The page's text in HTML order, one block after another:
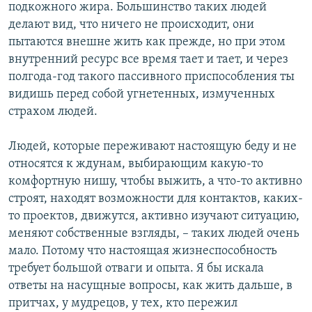
подкожного жира. Большинство таких людей
делают вид, что ничего не происходит, они
пытаются внешне жить как прежде, но при этом
внутренний ресурс все время тает и тает, и через
полгода-год такого пассивного приспособления ты
видишь перед собой угнетенных, измученных
страхом людей.
Людей, которые переживают настоящую беду и не
относятся к ждунам, выбирающим какую-то
комфортную нишу, чтобы выжить, а что-то активно
строят, находят возможности для контактов, каких-
то проектов, движутся, активно изучают ситуацию,
меняют собственные взгляды, – таких людей очень
мало. Потому что настоящая жизнеспособность
требует большой отваги и опыта. Я бы искала
ответы на насущные вопросы, как жить дальше, в
притчах, у мудрецов, у тех, кто пережил